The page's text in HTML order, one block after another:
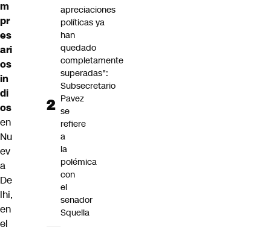
m
pr
es
ari
os
in
di
os
en
Nu
ev
a
De
lhi,
en
el
apreciaciones
políticas ya
han
quedado
completamente
superadas":
Subsecretario
Pavez
se
refiere
a
la
polémica
con
el
senador
Squella